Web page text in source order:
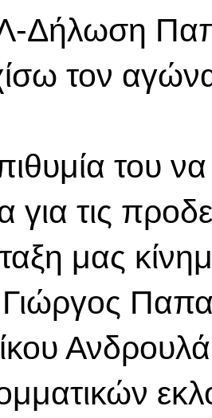
Δήλωση
τον αγώνα
του
τις
μας